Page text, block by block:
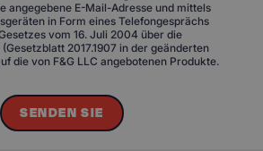
angegebene E-Mail-Adresse und mittels
in Form eines Telefongesprächs
vom 16. Juli 2004 über die
2017.1907 in der geänderten
die von F&G LLC angebotenen Produkte.
SENDEN SIE